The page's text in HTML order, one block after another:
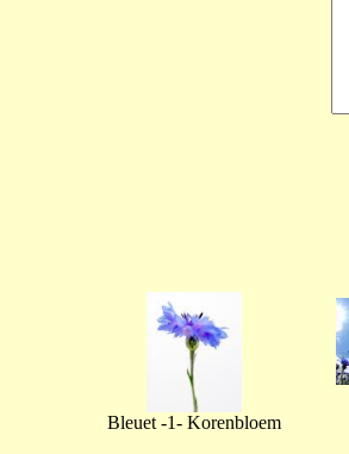
Bleuet -1- Korenbloem